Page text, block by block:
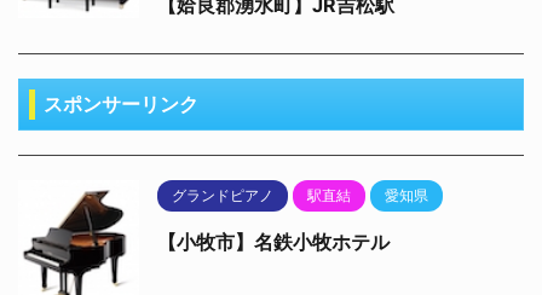
スポンサーリンク
グランドピアノ 駅直結 愛知県
【小牧市】名鉄小牧ホテル